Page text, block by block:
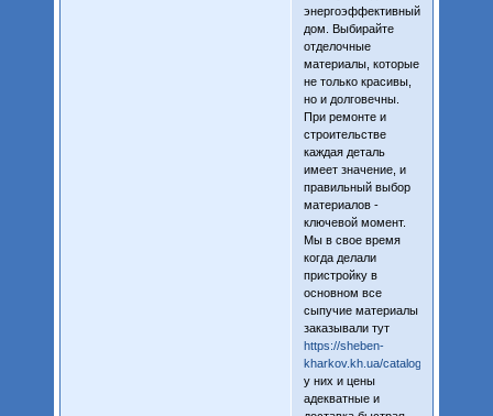
энергоэффективный
дом. Выбирайте
отделочные
материалы, которые
не только красивы,
но и долговечны.
При ремонте и
строительстве
каждая деталь
имеет значение, и
правильный выбор
материалов -
ключевой момент.
Мы в свое время
когда делали
пристройку в
основном все
сыпучие материалы
заказывали тут
https://sheben-
kharkov.kh.ua/catalog/scheben/
у них и цены
адекватные и